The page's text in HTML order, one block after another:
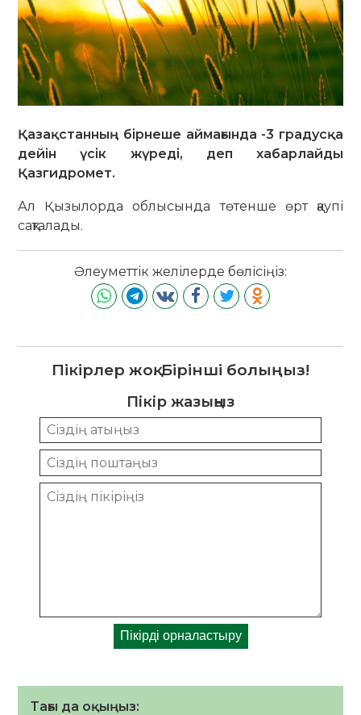
Қазақстанның бірнеше аймағында -3 градусқа
дейін үсік жүреді, деп хабарлайды
Қазгидромет.
Ал Қызылорда облысында төтенше өрт қаупі
сақталады.
Әлеуметтік желілерде бөлісіңіз:
Пікірлер жоқ. Бірінші болыңыз!
Пікір жазыңыз
Тағы да оқыңыз: